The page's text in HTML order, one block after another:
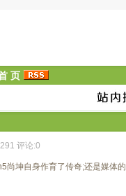
页
评论:0
尚坤自身作育了传奇;还是媒体的